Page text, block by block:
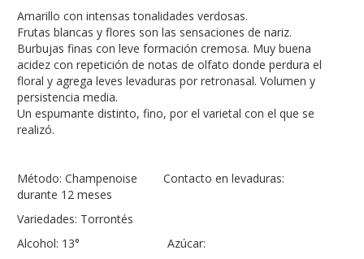
Amarillo con intensas tonalidades verdosas.
Frutas blancas y flores son las sensaciones de nariz.
Burbujas finas con leve formación cremosa. Muy buena
acidez con repetición de notas de olfato donde perdura el
floral y agrega leves levaduras por retronasal. Volumen y
persistencia media.
Un espumante distinto, fino, por el varietal con el que se
realizó.
Método: Champenoise Contacto en levaduras:
durante 12 meses
Variedades: Torrontés
Alcohol: 13° Azúcar: